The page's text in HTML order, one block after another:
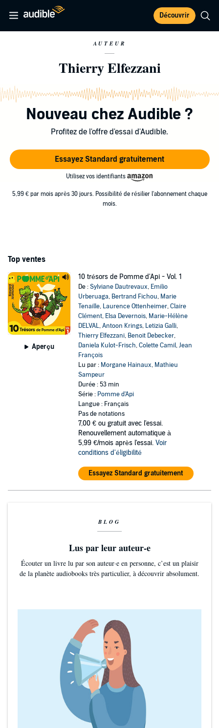
Découvrir
AUTEUR
Thierry Elfezzani
Nouveau chez Audible ?
Profitez de l'offre d'essai d'Audible.
Essayez Standard gratuitement
Utilisez vos identifiants
5,99 € par mois après 30 jours. Possibilité de résilier l'abonnement chaque
mois.
Top ventes
Aperçu
10 trésors de Pomme d'Api - Vol. 1
De :Sylviane Dautrevaux, Emilio
Urberuaga, Bertrand Fichou, Marie
Tenaille, Laurence Ottenheimer,Claire
Clément, Elsa Devernois, Marie-Hélène
DELVAL,Antoon Krings, Letizia Galli,
Thierry Elfezzani, Benoit Debecker,
Daniela Kulot-Frisch,Colette Camil,Jean
François
Lu par : Morgane Hainaux, Mathieu
Sampeur
Durée : 53 min
Série : Pomme d'Api
Langue : Français
Pas de notations
7,00 € ou gratuit avec l'essai.
Renouvellement automatique à
5,99 €/mois après l'essai. Voir
conditions d'éligibilité
Essayez Standard gratuitement
BLOG
Lus par leur auteur-e
Écouter un livre lu par son auteur·e en personne, c’est un plaisir
de la planète audiobooks très particulier, à découvrir absolument.